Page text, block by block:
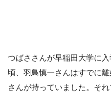
つばささんが早稲田大学に
頃、羽鳥慎一さんはすでに
さんが持っていました。そ